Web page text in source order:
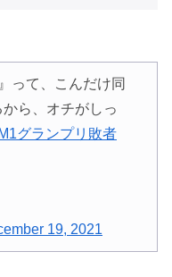
って、こんだけ同
ら、オチがしっ
グランプリ敗者
19, 2021